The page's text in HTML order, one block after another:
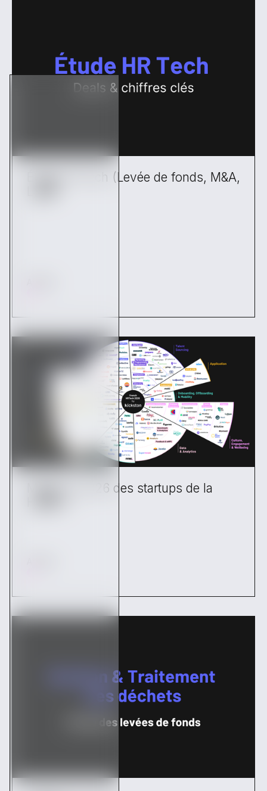
Étude HR Tech (Levée de fonds, M&A,
Mapping 2026 des startups de la